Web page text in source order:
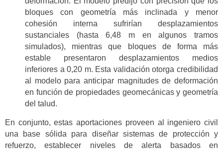
bloques con geometría más inclinada y menor
cohesión interna sufrirían desplazamientos
sustanciales (hasta 6,48 m en algunos tramos
simulados), mientras que bloques de forma más
estable presentaron desplazamientos medios
inferiores a 0,20 m. Esta validación otorga credibilidad
al modelo para anticipar magnitudes de deformación
en función de propiedades geomecánicas y geometría
del talud.
En conjunto, estas aportaciones proveen al ingeniero civil
una base sólida para diseñar sistemas de protección y
refuerzo, establecer niveles de alerta basados en